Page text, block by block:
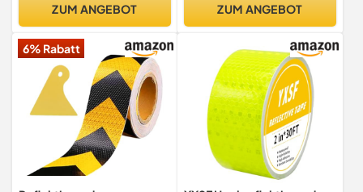
ZUM ANGEBOT ZUM ANGEBOT
6% Rabatt